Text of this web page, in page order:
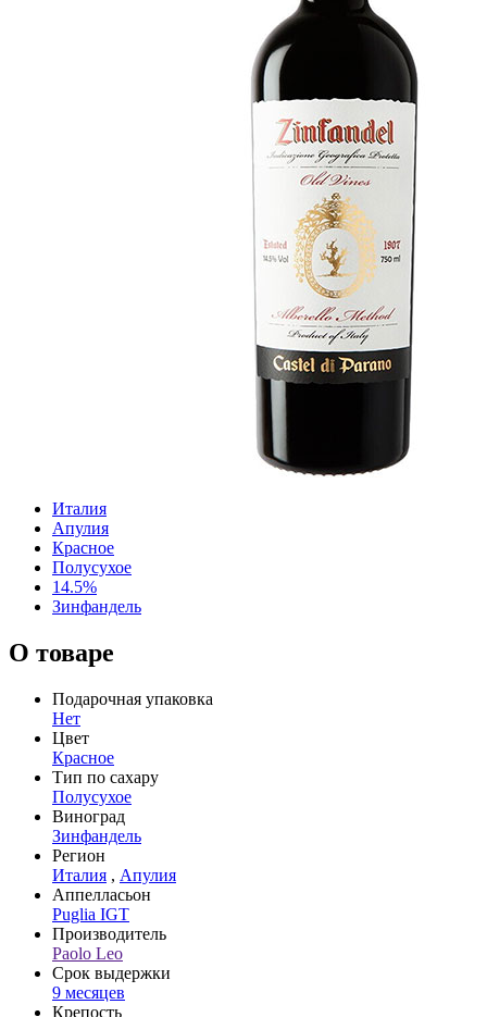
Италия
Апулия
Красное
Полусухое
14.5%
Зинфандель
О товаре
Подарочная упаковка
Нет
Цвет
Красное
Тип по сахару
Полусухое
Виноград
Зинфандель
Регион
Италия , Апулия
Аппелласьон
Puglia IGT
Производитель
Paolo Leo
Срок выдержки
9 месяцев
Крепость